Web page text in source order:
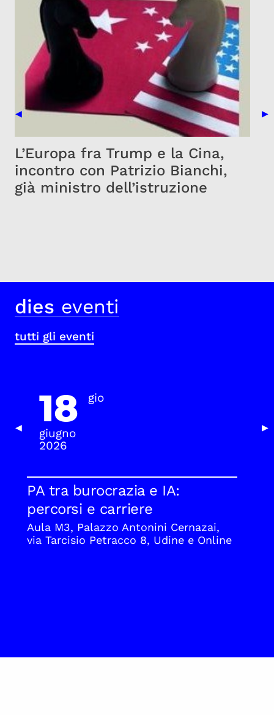
Previous Slide
◀ ▶
L’Europa fra Trump e la Cina,
incontro con Patrizio Bianchi,
già ministro dell’istruzione
Previous Slide
◀ ▶
dies eventi
tutti gli eventi
18 gio
giugno
2026
PA tra burocrazia e IA:
percorsi e carriere
Aula M3, Palazzo Antonini Cernazai,
via Tarcisio Petracco 8, Udine e Online